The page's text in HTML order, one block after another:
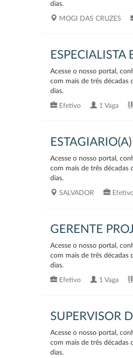
dias.
MOGI DAS CRUZES
Acesse o nosso portal,
com mais de três décadas
dias.
Efetivo 1 Vaga
Acesse o nosso portal,
com mais de três décadas
dias.
SALVADOR
GERENTE
Acesse o nosso portal,
com mais de três décadas
dias.
Efetivo 1 Vaga
SUPERVISOR
Acesse o nosso portal,
com mais de três décadas
dias.